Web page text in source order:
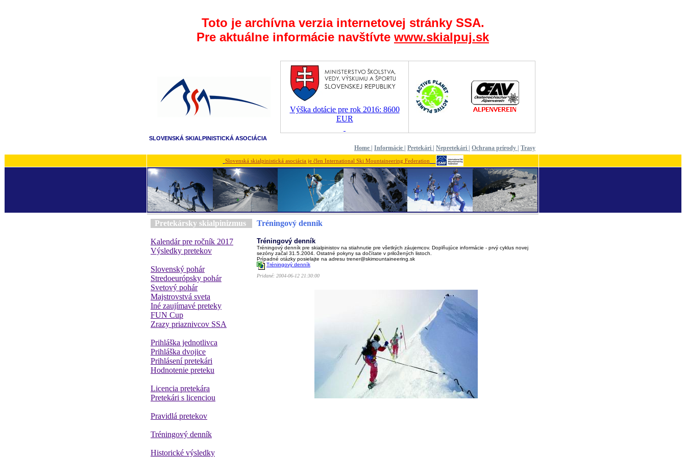
Toto je archívna verzia internetovej stránky SSA.
Pre aktuálne informácie navštívte www.skialpuj.sk
Výška dotácie pre rok 2016: 8600
EUR
SLOVENSKÁ SKIALPINISTICKÁ ASOCIÁCIA
Home Informácie Pretekári Nepretekári Ochrana prírody Trasy
Slovenská skialpinistická asociácia je člen International Ski Mountaineering Federation
Pretekársky skialpinizmus
Kalendár pre ročník 2017
Výsledky pretekov
Slovenský pohár
Stredoeurópsky pohár
Svetový pohár
Majstrovstvá sveta
Iné zaujímavé preteky
FUN Cup
Zrazy priaznivcov SSA
Prihláška jednotlivca
Prihláška dvojice
Prihlásení pretekári
Hodnotenie preteku
Licencia pretekára
Pretekári s licenciou
Pravidlá pretekov
Tréningový denník
Historické výsledky
Tréningový denník
Tréningový denník
Tréningový denník pre skialpinistov na stiahnutie pre všetkých záujemcov. Doplňujúce informácie - prvý cyklus novej
sezóny začal 31.5.2004. Ostatné pokyny sa dočítate v priložených listoch.
Prípadné otázky posielajte na adresu trener@skimountaineering.sk
Tréningový denník
Pridané: 2004-06-12 21:30:00